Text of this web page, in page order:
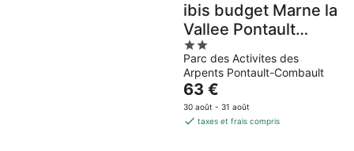
ibis budget Marne la
Vallee Pontault
Combault
2
out
of
5
Parc des Activites des
Arpents Pontault-Combault
Le
prix
est
63 €
30 août - 31 août
taxes et frais compris